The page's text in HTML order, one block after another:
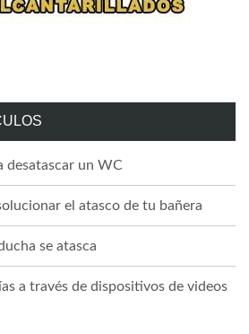
desatascar un WC
el atasco de tu bañera
se atasca
a través de dispositivos de videos